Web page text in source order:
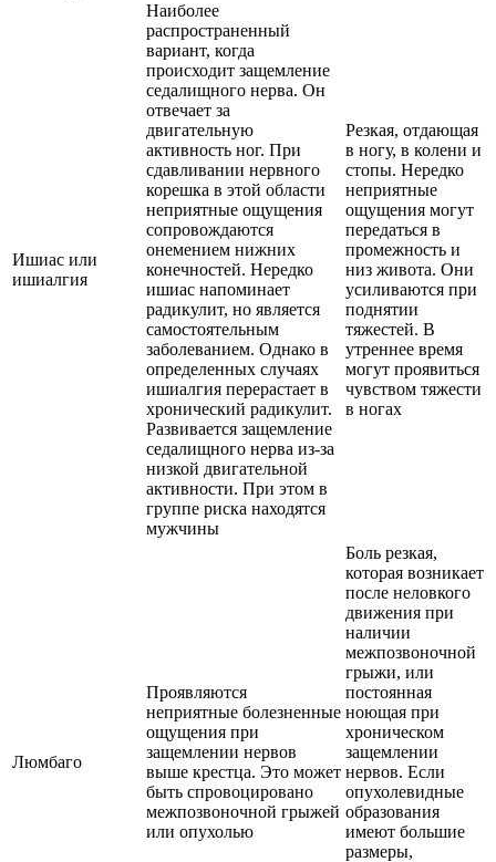
Ишиас или
ишиалгия
Наиболее
распространенный
вариант, когда
происходит защемление
седалищного нерва. Он
отвечает за
двигательную
активность ног. При
сдавливании нервного
корешка в этой области
неприятные ощущения
сопровождаются
онемением нижних
конечностей. Нередко
ишиас напоминает
радикулит, но является
самостоятельным
заболеванием. Однако в
определенных случаях
ишиалгия перерастает в
хронический радикулит.
Развивается защемление
седалищного нерва из-за
низкой двигательной
активности. При этом в
группе риска находятся
мужчины
Резкая, отдающая
в ногу, в колени и
стопы. Нередко
неприятные
ощущения могут
передаться в
промежность и
низ живота. Они
усиливаются при
поднятии
тяжестей. В
утреннее время
могут проявиться
чувством тяжести
в ногах
Люмбаго
Проявляются
неприятные болезненные
ощущения при
защемлении нервов
выше крестца. Это может
быть спровоцировано
межпозвоночной грыжей
или опухолью
Боль резкая,
которая возникает
после неловкого
движения при
наличии
межпозвоночной
грыжи, или
постоянная
ноющая при
хроническом
защемлении
нервов. Если
опухолевидные
образования
имеют большие
размеры,